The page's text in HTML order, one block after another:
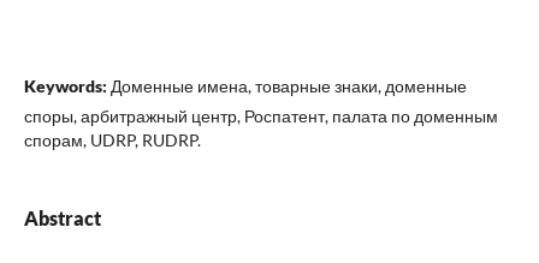
Keywords: Доменные имена, товарные знаки, доменные
споры, арбитражный центр, Роспатент, палата по доменным
спорам, UDRP, RUDRP.
Abstract